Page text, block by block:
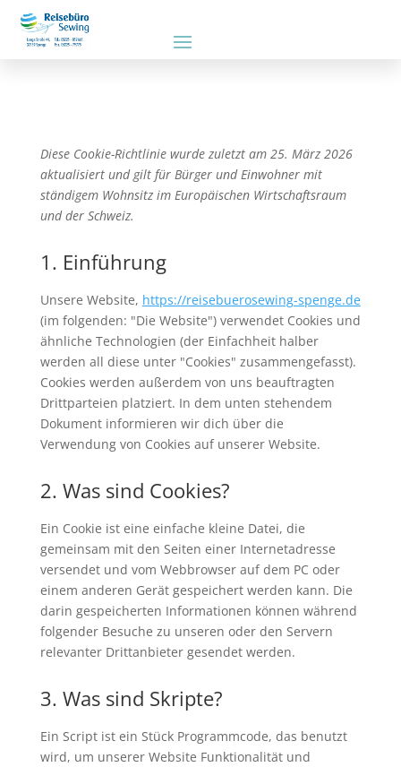
Diese Cookie-Richtlinie wurde zuletzt am 25. März 2026
aktualisiert und gilt für Bürger und Einwohner mit
ständigem Wohnsitz im Europäischen Wirtschaftsraum
und der Schweiz.
1. Einführung
Unsere Website, https://reisebuerosewing-spenge.de
(im folgenden: "Die Website") verwendet Cookies und
ähnliche Technologien (der Einfachheit halber
werden all diese unter "Cookies" zusammengefasst).
Cookies werden außerdem von uns beauftragten
Drittparteien platziert. In dem unten stehendem
Dokument informieren wir dich über die
Verwendung von Cookies auf unserer Website.
2. Was sind Cookies?
Ein Cookie ist eine einfache kleine Datei, die
gemeinsam mit den Seiten einer Internetadresse
versendet und vom Webbrowser auf dem PC oder
einem anderen Gerät gespeichert werden kann. Die
darin gespeicherten Informationen können während
folgender Besuche zu unseren oder den Servern
relevanter Drittanbieter gesendet werden.
3. Was sind Skripte?
Ein Script ist ein Stück Programmcode, das benutzt
wird, um unserer Website Funktionalität und